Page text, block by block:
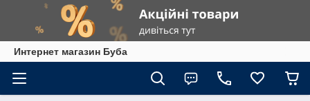
Интернет магазин Буба